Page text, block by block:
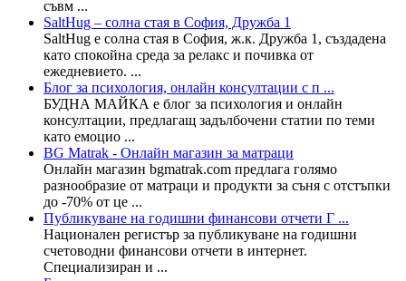
съвм ...
SaltHug – солна стая в София, Дружба 1
SaltHug е солна стая в София, ж.к. Дружба 1, създадена
като спокойна среда за релакс и почивка от
ежедневието. ...
Блог за психология, онлайн консултации с п ...
БУДНА МАЙКА е блог за психология и онлайн
консултации, предлагащ задълбочени статии по теми
като емоцио ...
BG Matrak - Онлайн магазин за матраци
Онлайн магазин bgmatrak.com предлага голямо
разнообразие от матраци и продукти за съня с отстъпки
до -70% от це ...
Публикуване на годишни финансови отчети Г ...
Национален регистър за публикуване на годишни
счетоводни финансови отчети в интернет.
Специализиран и ...